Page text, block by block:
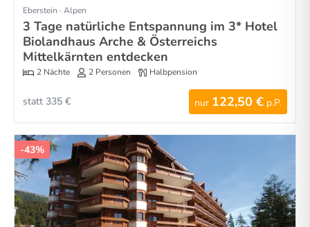
Eberstein · Alpen
3 Tage natürliche Entspannung im 3* Hotel
Biolandhaus Arche & Österreichs
Mittelkärnten entdecken
2 Nächte 2 Personen Halbpension
nur 122,50 € p.P.
statt 335 €
-43%